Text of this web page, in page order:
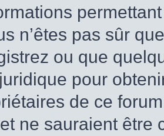
n’êtes pas sûr
ou que
pour
de ce
ne sauraient être